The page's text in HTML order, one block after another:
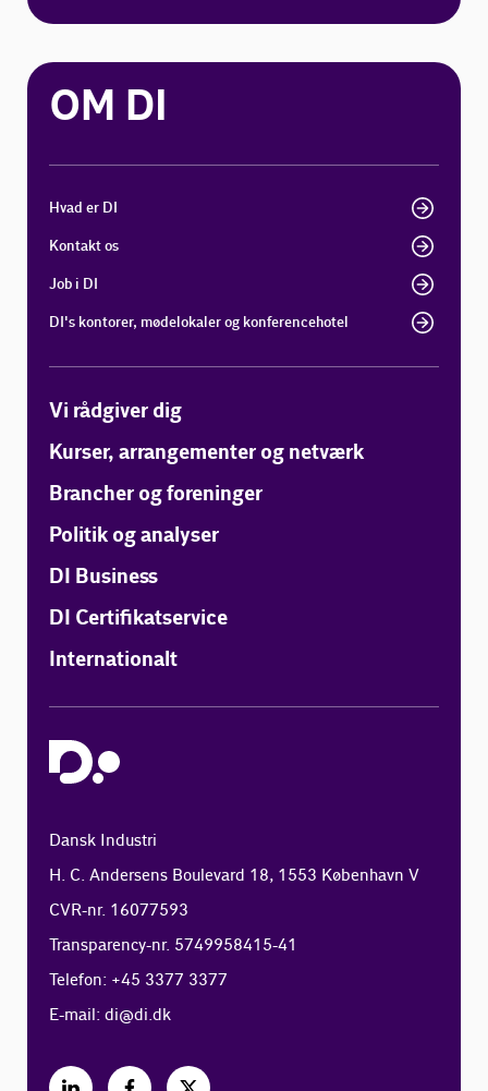
OM DI
Hvad er DI
Kontakt os
Job i DI
DI's kontorer, mødelokaler og konferencehotel
Vi rådgiver dig
Kurser, arrangementer og netværk
Brancher og foreninger
Politik og analyser
DI Business
DI Certifikatservice
Internationalt
Dansk Industri
H. C. Andersens Boulevard 18, 1553 København V
CVR-nr. 16077593
Transparency-nr. 5749958415-41
Telefon: +45 3377 3377
E-mail:di@di.dk